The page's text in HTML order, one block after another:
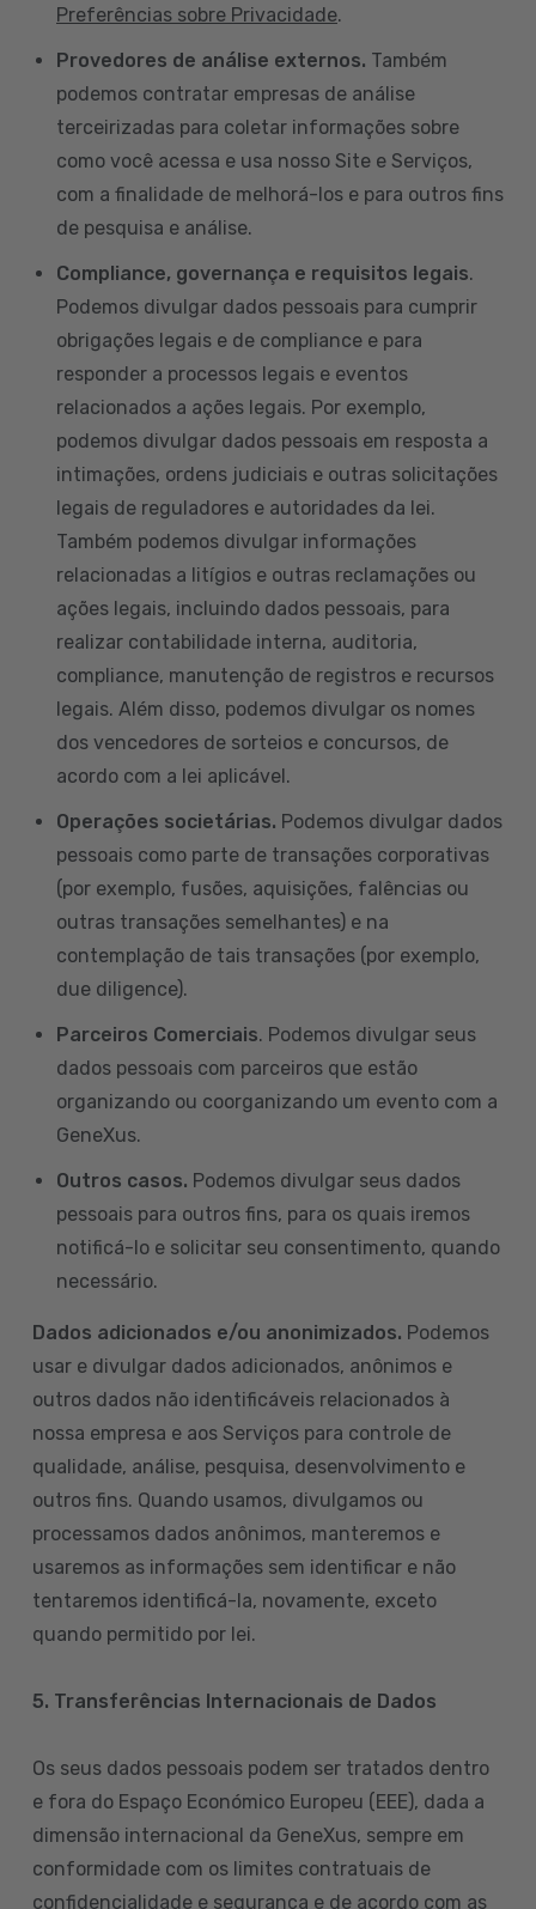
Preferências sobre Privacidade.
Provedores de análise externos. Também
podemos contratar empresas de análise
terceirizadas para coletar informações sobre
como você acessa e usa nosso Site e Serviços,
com a finalidade de melhorá-los e para outros fins
de pesquisa e análise.
Compliance, governança e requisitos legais.
Podemos divulgar dados pessoais para cumprir
obrigações legais e de compliance e para
responder a processos legais e eventos
relacionados a ações legais. Por exemplo,
podemos divulgar dados pessoais em resposta a
intimações, ordens judiciais e outras solicitações
legais de reguladores e autoridades da lei.
Também podemos divulgar informações
relacionadas a litígios e outras reclamações ou
ações legais, incluindo dados pessoais, para
realizar contabilidade interna, auditoria,
compliance, manutenção de registros e recursos
legais. Além disso, podemos divulgar os nomes
dos vencedores de sorteios e concursos, de
acordo com a lei aplicável.
Operações societárias. Podemos divulgar dados
pessoais como parte de transações corporativas
(por exemplo, fusões, aquisições, falências ou
outras transações semelhantes) e na
contemplação de tais transações (por exemplo,
due diligence).
Parceiros Comerciais. Podemos divulgar seus
dados pessoais com parceiros que estão
organizando ou coorganizando um evento com a
GeneXus.
Outros casos. Podemos divulgar seus dados
pessoais para outros fins, para os quais iremos
notificá-lo e solicitar seu consentimento, quando
necessário.
Dados adicionados e/ou anonimizados. Podemos
usar e divulgar dados adicionados, anônimos e
outros dados não identificáveis relacionados à
nossa empresa e aos Serviços para controle de
qualidade, análise, pesquisa, desenvolvimento e
outros fins. Quando usamos, divulgamos ou
processamos dados anônimos, manteremos e
usaremos as informações sem identificar e não
tentaremos identificá-la, novamente, exceto
quando permitido por lei.
5. Transferências Internacionais de Dados
Os seus dados pessoais podem ser tratados dentro
e fora do Espaço Económico Europeu (EEE), dada a
dimensão internacional da GeneXus, sempre em
conformidade com os limites contratuais de
confidencialidade e segurança e de acordo com as